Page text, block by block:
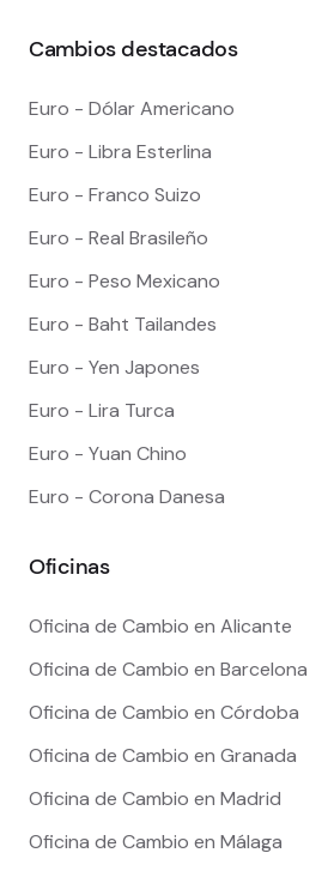
Cambios destacados
Euro - Dólar Americano
Euro - Libra Esterlina
Euro - Franco Suizo
Euro - Real Brasileño
Euro - Peso Mexicano
Euro - Baht Tailandes
Euro - Yen Japones
Euro - Lira Turca
Euro - Yuan Chino
Euro - Corona Danesa
Oficinas
Oficina de Cambio en Alicante
Oficina de Cambio en Barcelona
Oficina de Cambio en Córdoba
Oficina de Cambio en Granada
Oficina de Cambio en Madrid
Oficina de Cambio en Málaga